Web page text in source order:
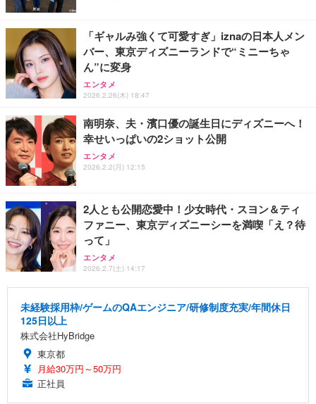
「ギャルみ強くて可愛すぎ」iznaの日本人メン
バー、東京ディズニーランドで“ミニーちゃ
ん”に変身
エンタメ
2026.2.26(木) 18:47
南明奈、夫・濱口優の誕生日にディズニーへ！
幸せいっぱいの2ショット公開
エンタメ
2026.2.2(月) 12:15
2人とも公開恋愛中！少女時代・スヨン＆ティ
ファニー、東京ディズニーシーを満喫「え？待
って」
エンタメ
2026.2.7(土) 14:17
未経験採用枠/ゲームのQAエンジニア/研修制度充実/年間休日
125日以上
株式会社HyBridge
東京都
月給30万円～50万円
正社員